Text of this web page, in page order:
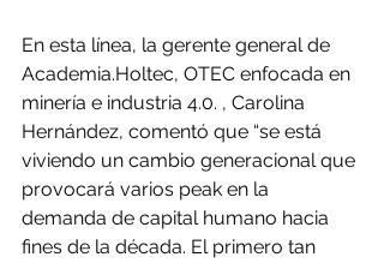
En esta línea, la gerente general de
Academia.Holtec, OTEC enfocada en
minería e industria 4.0. , Carolina
Hernández, comentó que “se está
viviendo un cambio generacional que
provocará varios peak en la
demanda de capital humano hacia
fines de la década. El primero tan